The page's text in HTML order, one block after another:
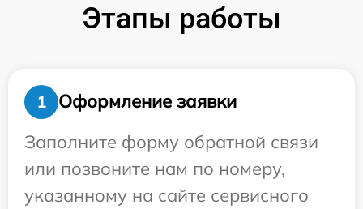
Этапы работы
1
Оформление заявки
Заполните форму обратной связи
или позвоните нам по номеру,
указанному на сайте сервисного